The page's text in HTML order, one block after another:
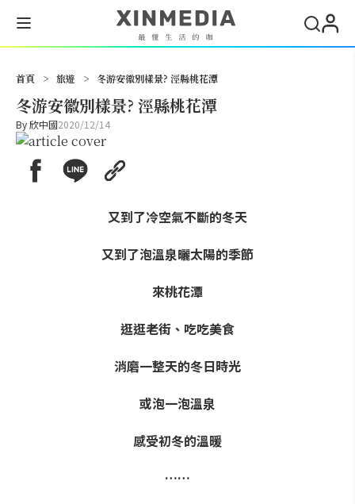
首頁 > 旅遊 > 冬游安徽別樣景? 涇縣桃花潭
冬游安徽別樣景? 涇縣桃花潭
By欣中國2020/12/14
又到了冷空氣不斷的冬天
又到了泡溫泉曬太陽的季節
來桃花潭
逛逛老街、吃吃美食
消磨一整天的冬日時光
或泡一泡溫泉
感受初冬的溫暖
……